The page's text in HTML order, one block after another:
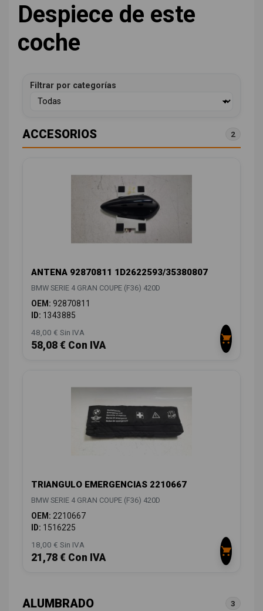
Despiece de este
coche
Filtrar por categorías
ACCESORIOS 2
ANTENA 92870811 1D2622593/35380807
BMW SERIE 4 GRAN COUPE (F36) 420D
OEM: 92870811
ID: 1343885
48,00 € Sin IVA
58,08 € Con IVA
TRIANGULO EMERGENCIAS 2210667
BMW SERIE 4 GRAN COUPE (F36) 420D
OEM: 2210667
ID: 1516225
18,00 € Sin IVA
21,78 € Con IVA
ALUMBRADO 3